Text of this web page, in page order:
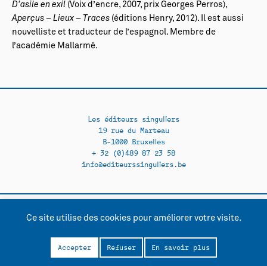
D’asile en exil (Voix d’encre, 2007, prix Georges Perros),
Aperçus – Lieux – Traces (éditions Henry, 2012). Il est aussi
nouvelliste et traducteur de l’espagnol. Membre de
l’académie Mallarmé.
Les éditeurs singuliers
19 rue du Marteau
B-1000 Bruxelles
+ 32 (0)489 87 23 58
info@editeurssinguliers.be
Instagram →
Contact
Politique de confidentialité
Ce site utilise des cookies pour améliorer votre visite.
Accepter Refuser En savoir plus